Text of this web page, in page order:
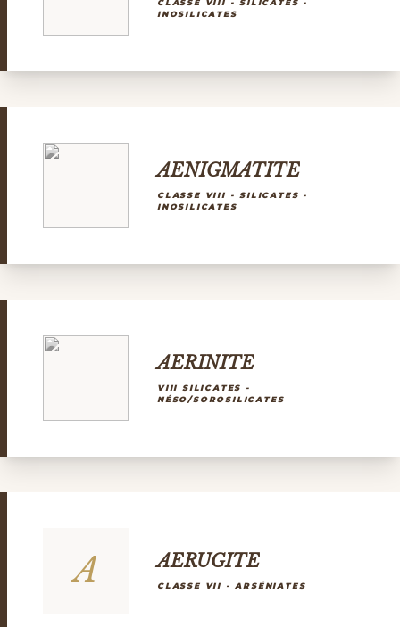
INOSILICATES
AENIGMATITE
CLASSE VIII - SILICATES -
INOSILICATES
AERINITE
VIII SILICATES -
NÉSO/SOROSILICATES
A AERUGITE
CLASSE VII - ARSÉNIATES